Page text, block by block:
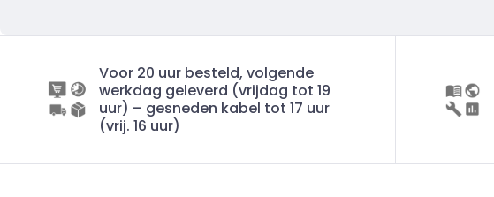
Voor 20 uur besteld, volgende
werkdag geleverd (vrijdag tot 19
uur) – gesneden kabel tot 17 uur
(vrij. 16 uur)